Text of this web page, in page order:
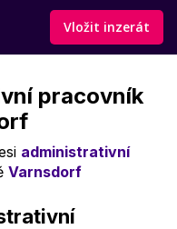
Vložit inzerát
pracovník
administrativní
Varnsdorf